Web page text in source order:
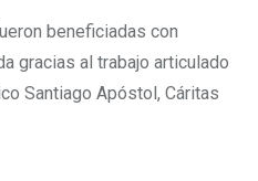
beneficiadas con
gracias al trabajo articulado
Santiago Apóstol, Cáritas